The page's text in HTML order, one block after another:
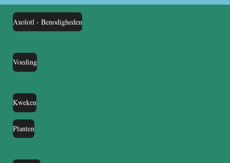
Axolotl - Benodigheden
Voeding
Kweken
Planten